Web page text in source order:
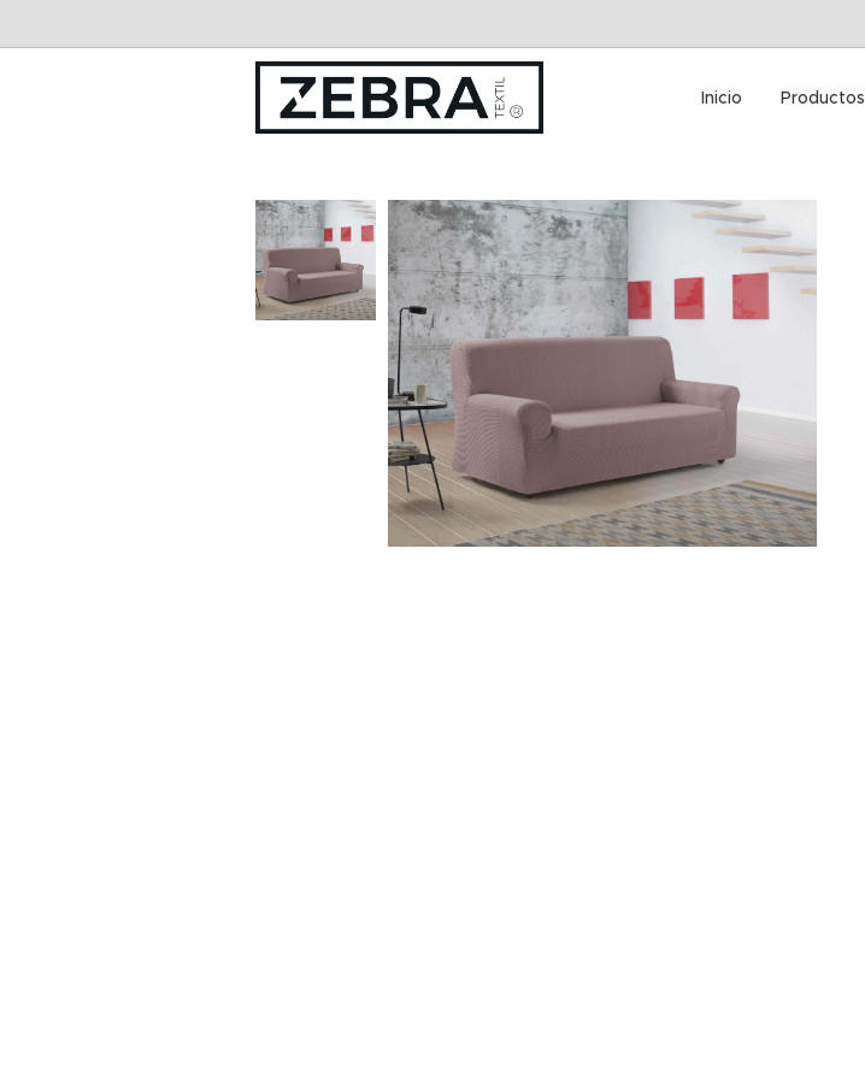
Inicio Productos